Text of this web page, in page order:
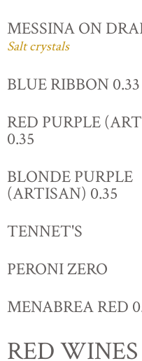
MESSINA ON
Salt crystals
BLUE RIBBON 0.33
RED PURPLE
0.35
BLONDE PURPLE
(ARTISAN) 0.35
TENNET'S
PERONI ZERO
MENABREA RED
RED WINES